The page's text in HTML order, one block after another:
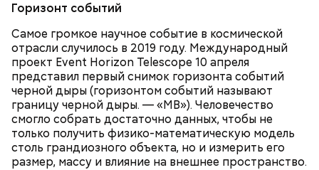
Горизонт событий
Самое громкое научное событие в космической
отрасли случилось в 2019 году. Международный
проект Event Horizon Telescope 10 апреля
представил первый снимок горизонта событий
черной дыры (горизонтом событий называют
границу черной дыры. — «МВ»). Человечество
смогло собрать достаточно данных, чтобы не
только получить физико-математическую модель
столь грандиозного объекта, но и измерить его
размер, массу и влияние на внешнее пространство.
чрезвычайной ситуации не раздумывая пошел бы